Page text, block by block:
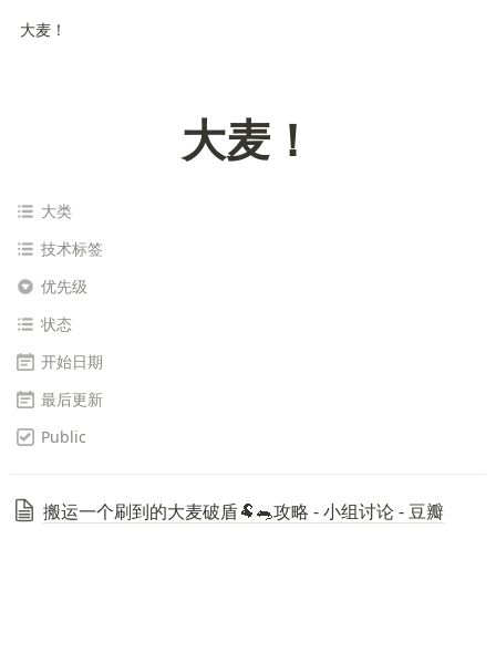
大麦！
大麦！
大类
技术标签
优先级
状态
开始日期
最后更新
Public
搬运一个刷到的大麦破盾🐏🐀攻略 - 小组讨论 - 豆瓣